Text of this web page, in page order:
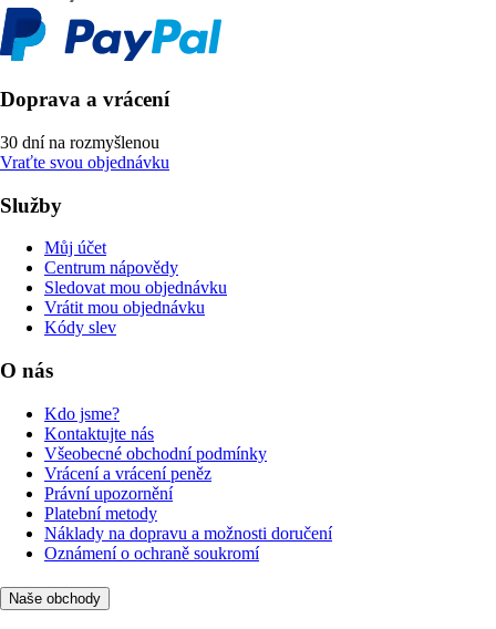
Doprava a vrácení
30 dní na rozmyšlenou
Vraťte svou objednávku
Služby
Můj účet
Centrum nápovědy
Sledovat mou objednávku
Vrátit mou objednávku
Kódy slev
O nás
Kdo jsme?
Kontaktujte nás
Všeobecné obchodní podmínky
Vrácení a vrácení peněz
Právní upozornění
Platební metody
Náklady na dopravu a možnosti doručení
Oznámení o ochraně soukromí
Naše obchody